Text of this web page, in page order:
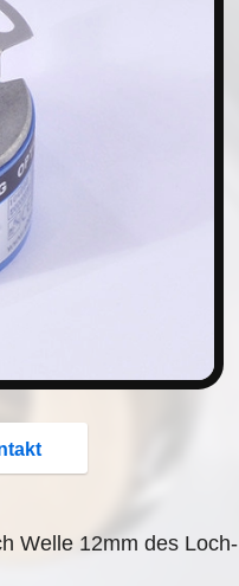
Welle 12mm des Loch-